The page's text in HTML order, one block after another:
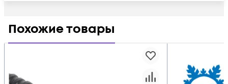
Похожие товары